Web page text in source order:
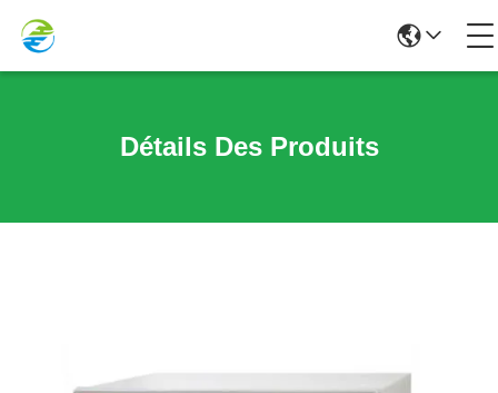
Détails Des Produits